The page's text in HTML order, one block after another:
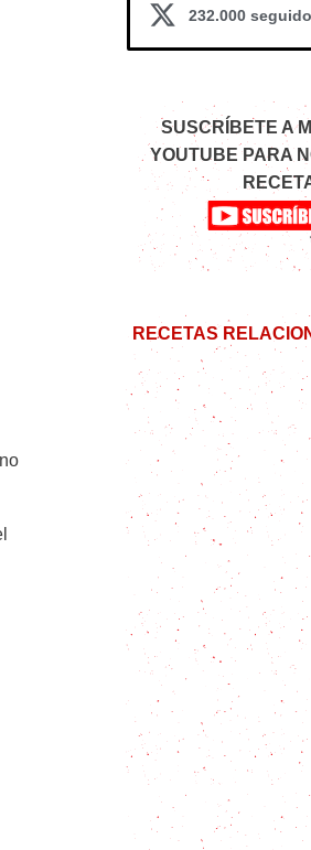
232.000
SUSCRÍBETE A
YOUTUBE PARA
RECETAS
Capas y capas de
presento al pasticho
Cavatelli: la pasta
hace con las manos
ganas
Ricos y abundantes
cazuela para toda
Cómo cocer pasta
bien!) + Fideos con
Recetas de verano:
de palta ¡todo en la